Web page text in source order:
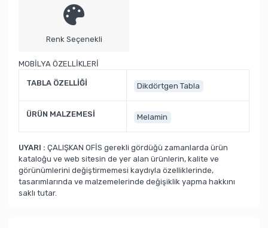
Renk Seçenekli
MOBİLYA ÖZELLİKLERİ
TABLA ÖZELLİĞİ Dikdörtgen Tabla
ÜRÜN MALZEMESİ Melamin
UYARI : ÇALIŞKAN OFİS gerekli gördüğü zamanlarda ürün
kataloğu ve web sitesin de yer alan ürünlerin, kalite ve
görünümlerini değiştirmemesi kaydıyla özelliklerinde,
tasarımlarında ve malzemelerinde değişiklik yapma hakkını
saklı tutar.